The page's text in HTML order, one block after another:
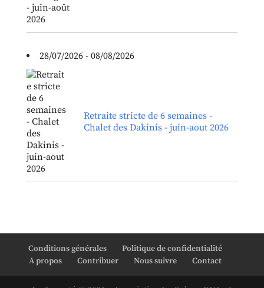
28/07/2026 - 08/08/2026
Retraite stricte de 6 semaines -
Chalet des Dakinis - juin-aout 2026
Conditions générales
Politique de confidentialité
A propos
Contribuer Nous suivre Contact